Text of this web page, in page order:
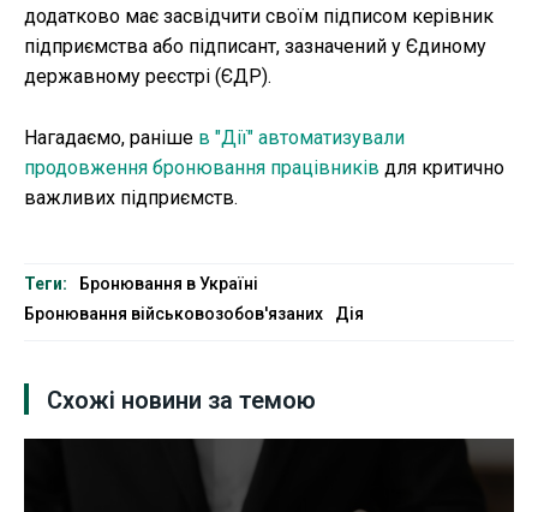
додатково має засвідчити своїм підписом керівник
підприємства або підписант, зазначений у Єдиному
державному реєстрі (ЄДР).
Нагадаємо, раніше в "Дії" автоматизували
продовження бронювання працівників для критично
важливих підприємств.
Теги:
Бронювання в Україні
Бронювання військовозобов'язаних
Дія
Схожі новини за темою